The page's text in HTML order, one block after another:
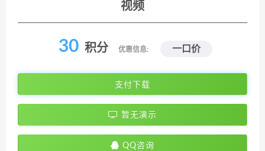
视频
30 积分 优惠信息: 一口价
支付下载
暂无演示
QQ咨询